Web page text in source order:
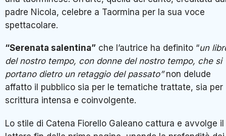
padre Nicola, celebre a Taormina per la sua voce
spettacolare.
“Serenata salentina” che l’autrice ha definito “un
del nostro tempo, con donne del nostro tempo, che si
portano dietro un retaggio del passato”non delude
affatto il pubblico sia per le tematiche trattate, sia per
scrittura intensa e coinvolgente.
Lo stile di Catena Fiorello Galeano cattura e avvolge il